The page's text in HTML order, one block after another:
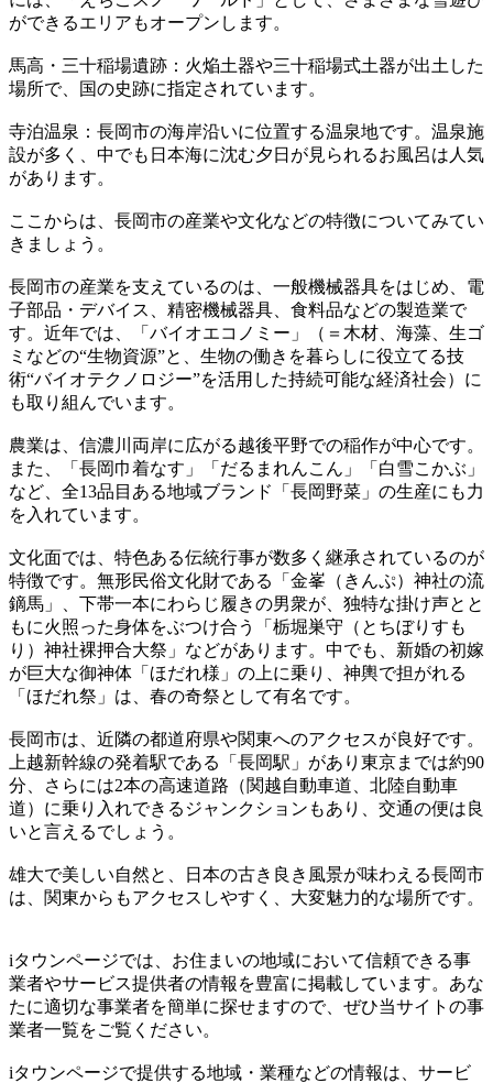
ができるエリアもオープンします。
馬高・三十稲場遺跡：火焔土器や三十稲場式土器が出土した
場所で、国の史跡に指定されています。
寺泊温泉：長岡市の海岸沿いに位置する温泉地です。温泉施
設が多く、中でも日本海に沈む夕日が見られるお風呂は人気
があります。
ここからは、長岡市の産業や文化などの特徴についてみてい
きましょう。
長岡市の産業を支えているのは、一般機械器具をはじめ、電
子部品・デバイス、精密機械器具、食料品などの製造業で
す。近年では、「バイオエコノミー」（＝木材、海藻、生ゴ
ミなどの“生物資源”と、生物の働きを暮らしに役立てる技
術“バイオテクノロジー”を活用した持続可能な経済社会）に
も取り組んでいます。
農業は、信濃川両岸に広がる越後平野での稲作が中心です。
また、「長岡巾着なす」「だるまれんこん」「白雪こかぶ」
など、全13品目ある地域ブランド「長岡野菜」の生産にも力
を入れています。
文化面では、特色ある伝統行事が数多く継承されているのが
特徴です。無形民俗文化財である「金峯（きんぷ）神社の流
鏑馬」、下帯一本にわらじ履きの男衆が、独特な掛け声とと
もに火照った身体をぶつけ合う「栃堀巣守（とちぼりすも
り）神社裸押合大祭」などがあります。中でも、新婚の初嫁
が巨大な御神体「ほだれ様」の上に乗り、神輿で担がれる
「ほだれ祭」は、春の奇祭として有名です。
長岡市は、近隣の都道府県や関東へのアクセスが良好です。
上越新幹線の発着駅である「長岡駅」があり東京までは約90
分、さらには2本の高速道路（関越自動車道、北陸自動車
道）に乗り入れできるジャンクションもあり、交通の便は良
いと言えるでしょう。
雄大で美しい自然と、日本の古き良き風景が味わえる長岡市
は、関東からもアクセスしやすく、大変魅力的な場所です。
iタウンページでは、お住まいの地域において信頼できる事
業者やサービス提供者の情報を豊富に掲載しています。あな
たに適切な事業者を簡単に探せますので、ぜひ当サイトの事
業者一覧をご覧ください。
iタウンページで提供する地域・業種などの情報は、サービ